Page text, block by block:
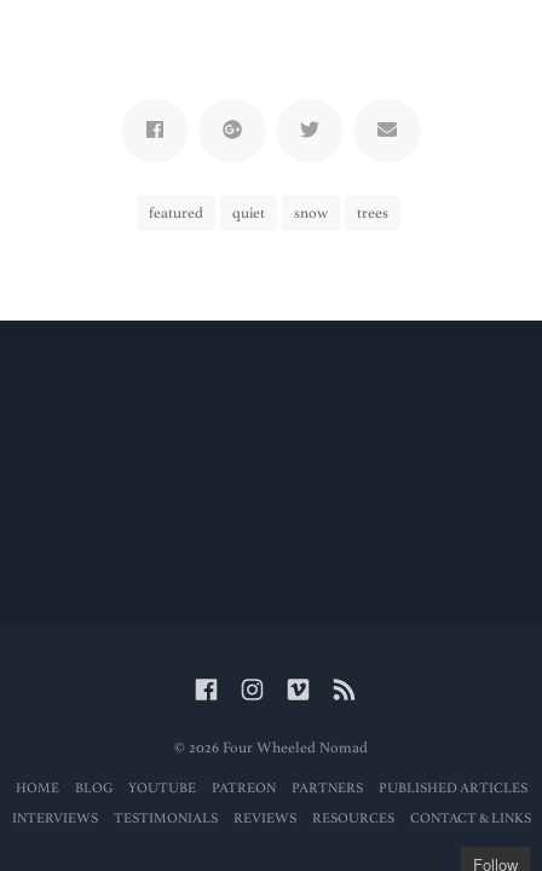
featured quiet snow trees
© 2026 Four Wheeled Nomad
HOME BLOG YOUTUBE PATREON PARTNERS
PUBLISHED ARTICLES
INTERVIEWS
TESTIMONIALS REVIEWS RESOURCES CONTACT & LINKS
Follow